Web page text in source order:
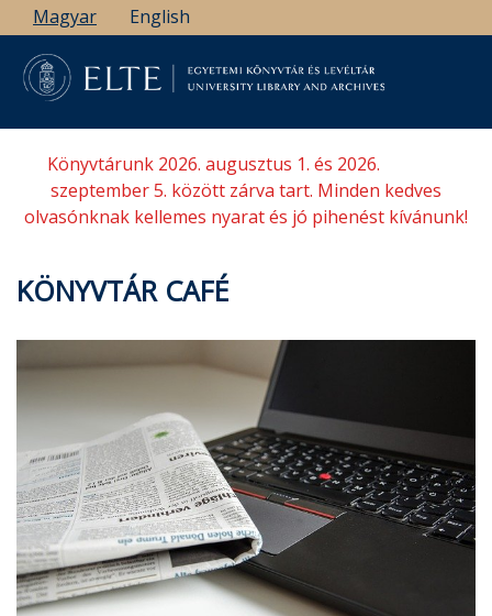
Ugrás
a
tartalomra
Magyar English
Könyvtárunk 2026. augusztus 1. és 2026.
szeptember 5. között zárva tart. Minden kedves
olvasónknak kellemes nyarat és jó pihenést kívánunk!
KÖNYVTÁR CAFÉ